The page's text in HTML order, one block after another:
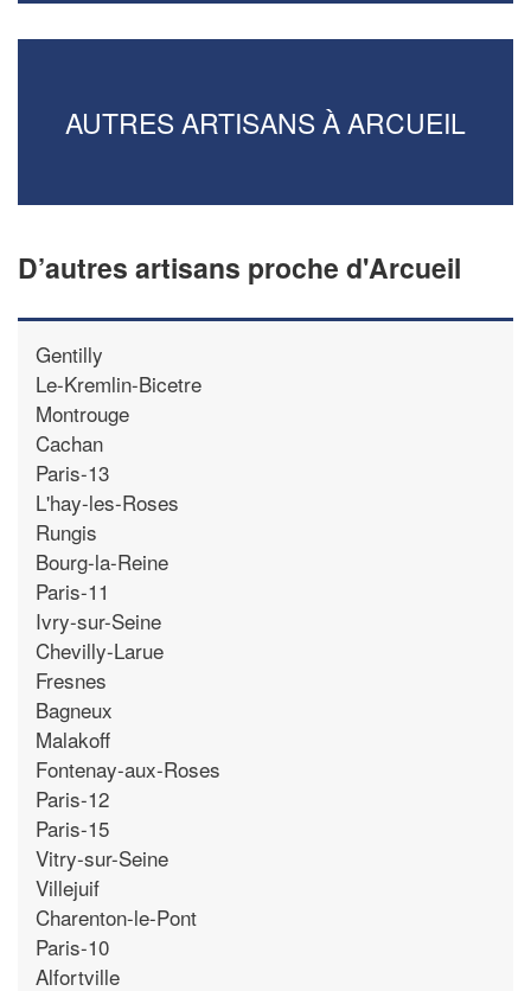
AUTRES ARTISANS À ARCUEIL
D’autres artisans proche d'Arcueil
Gentilly
Le-Kremlin-Bicetre
Montrouge
Cachan
Paris-13
L'hay-les-Roses
Rungis
Bourg-la-Reine
Paris-11
Ivry-sur-Seine
Chevilly-Larue
Fresnes
Bagneux
Malakoff
Fontenay-aux-Roses
Paris-12
Paris-15
Vitry-sur-Seine
Villejuif
Charenton-le-Pont
Paris-10
Alfortville